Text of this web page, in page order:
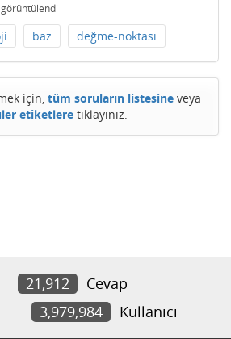
baz değme-noktası
için, tüm soruların listesine veya
etiketlere tıklayınız.
21,912
Cevap
3,979,984 Kullanıcı